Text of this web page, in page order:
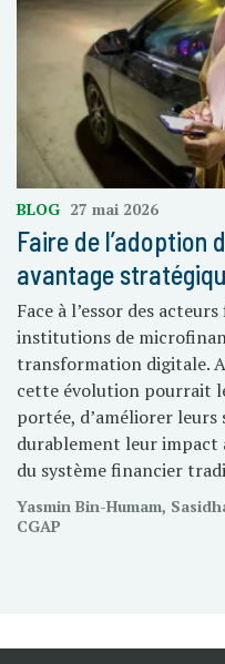
BLOG 27 mai 2026
Faire de l’adoption
avantage
Face à l’essor des
institutions de
transformation digitale.
cette évolution pourrait
portée, d’améliorer
durablement leur impact
du système financier
Yasmin Bin-Humam,
CGAP